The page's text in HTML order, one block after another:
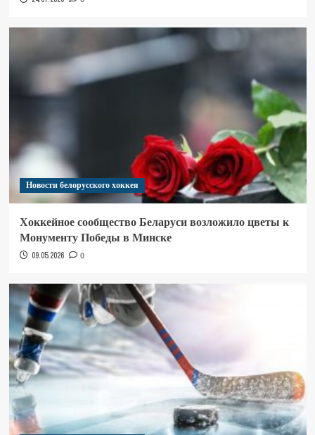
Новости белорусского хоккея
Хоккейное сообщество Беларуси возложило цветы к
Монументу Победы в Минске
09.05.2026 0